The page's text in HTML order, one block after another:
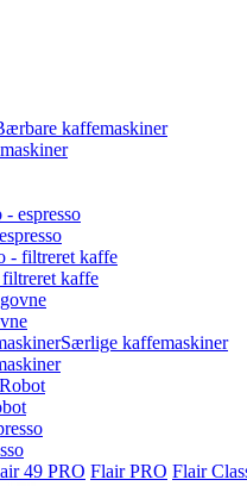
kaffemaskiner
kaffe
Særlige kaffemaskiner
49 PRO Flair PRO Flair